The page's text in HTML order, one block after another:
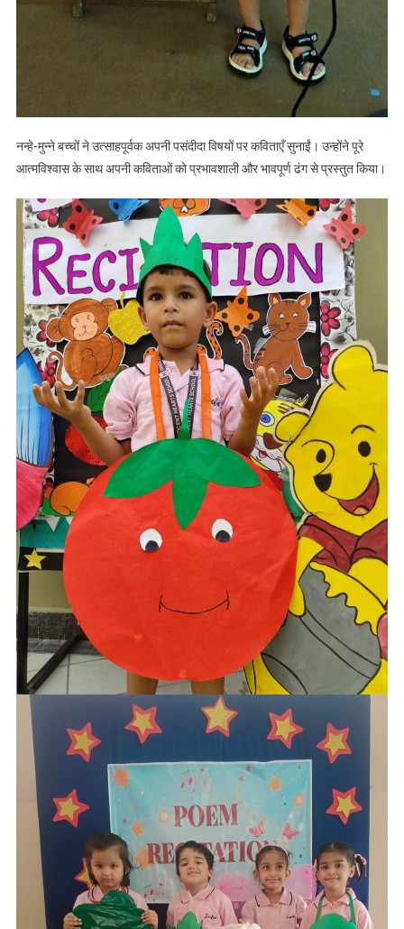
नन्हे-मुन्ने बच्चों ने उत्साहपूर्वक अपनी पसंदीदा विषयों पर कविताएँ सुनाईं। उन्होंने पूरे
आत्मविश्वास के साथ अपनी कविताओं को प्रभावशाली और भावपूर्ण ढंग से प्रस्तुत किया।